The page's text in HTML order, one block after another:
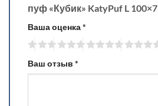
пуф «Кубик» KatyPuf L
Ваша оценка*
Ваш отзыв *